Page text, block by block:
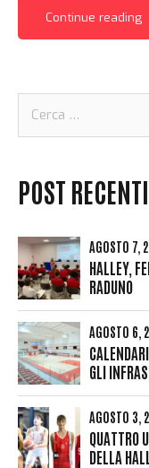
Continue reading
per:
POST RECENTI
AGOSTO 7,
HALLEY,
RADUNO
AGOSTO 6,
GLI
AGOSTO 3,
QUATTRO
DELLA